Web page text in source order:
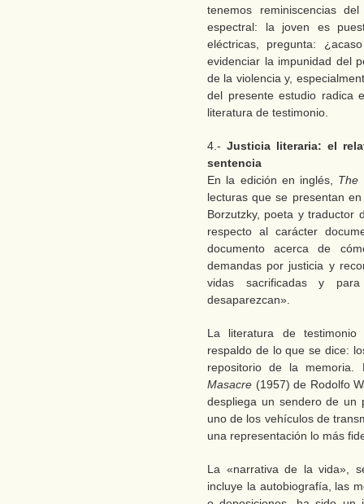
tenemos reminiscencias
espectral: la joven es
eléctricas, pregunta:
evidenciar la impunidad del
de la violencia y,
del presente estudio radica
literatura de testimonio.
4.- Justicia literaria: el
sentencia
En la edición en inglés, The
lecturas que se presentan
Borzutzky, poeta y traductor
respecto al carácter
documento acerca de
demandas por justicia y
vidas sacrificadas y
desaparezcan».
La literatura de
respaldo de lo que se dice:
repositorio de la
Masacre (1957) de Rodolfo
despliega un sendero de un
uno de los vehículos de
una representación lo más
La «narrativa de la vida»,
incluye la autobiografía, las